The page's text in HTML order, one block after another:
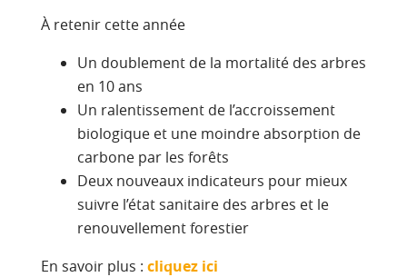
À retenir cette année
Un doublement de la mortalité des arbres
en 10 ans
Un ralentissement de l’accroissement
biologique et une moindre absorption de
carbone par les forêts
Deux nouveaux indicateurs pour mieux
suivre l’état sanitaire des arbres et le
renouvellement forestier
En savoir plus : cliquez ici